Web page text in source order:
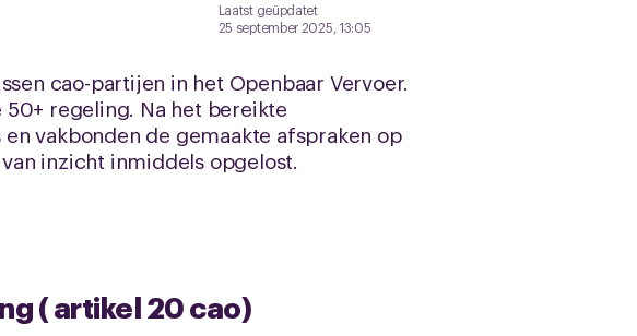
Laatst geüpdatet
25 september 2025, 13:05
cao-partijen in het Openbaar Vervoer.
regeling. Na het bereikte
vakbonden de gemaakte afspraken op
inzicht inmiddels opgelost.
( artikel 20 cao)